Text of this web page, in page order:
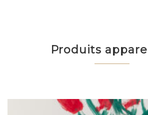
Produits